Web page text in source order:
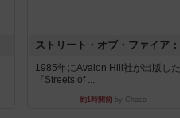
1985年にAvalon Hill社が出版した
『Streets of ...
約1時間前 by Chaco